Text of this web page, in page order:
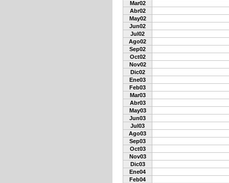
Mar02
Abr02
May02
Jun02
Jul02
Ago02
Sep02
Oct02
Nov02
Dic02
Ene03
Feb03
Mar03
Abr03
May03
Jun03
Jul03
Ago03
Sep03
Oct03
Nov03
Dic03
Ene04
Feb04